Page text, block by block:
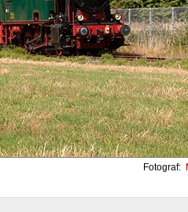
Fotograf: